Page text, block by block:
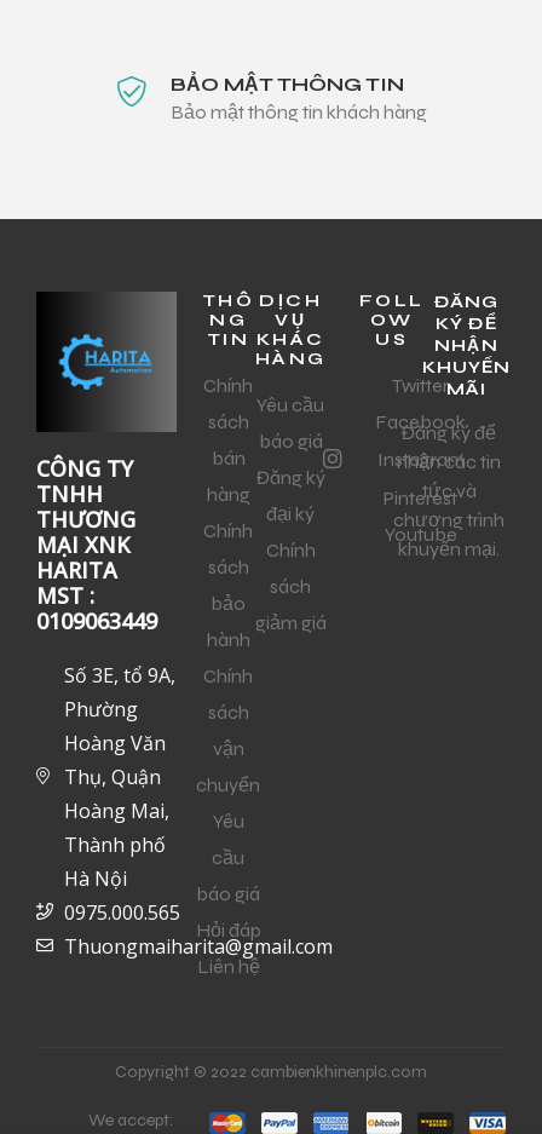
BẢO MẬT THÔNG TIN
Bảo mật thông tin khách hàng
CÔNG TY
TNHH
THƯƠNG
MẠI XNK
HARITA
MST :
0109063449
Số 3E, tổ 9A,
Phường
Hoàng Văn
Thụ, Quận
Hoàng Mai,
Thành phố
Hà Nội
0975.000.565
Thuongmaiharita@gmail.com
THÔ
NG
TIN
Chính
sách
bán
hàng
Chính
sách
bảo
hành
Chính
sách
vận
chuyển
Yêu
cầu
báo giá
Hỏi đáp
Liên hệ
DỊCH
VỤ
KHÁC
HÀNG
Yêu cầu
báo giá
Đăng ký
đại ký
Chính
sách
giảm giá
FOLL
OW
US
Twitter
Facebook
Instagram
Pinterest
Youtube
ĐĂNG
KÝ ĐỂ
NHẬN
KHUYẾN
MÃI
Đăng ký để
nhận các tin
tức và
chương trình
khuyến mại.
Copyright © 2022 cambienkhinenplc.com
We accept: